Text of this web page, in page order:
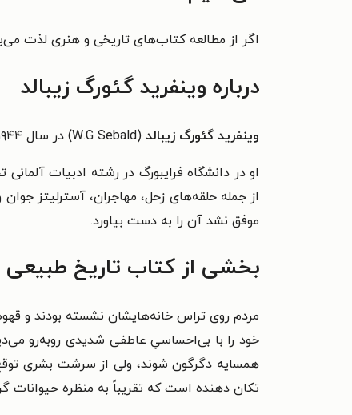
اگر از مطالعه کتاب‌های تاریخی و هنری لذت
درباره وینفرید گئورگ زیبالد
وینفرید گئورگ زیبالد (W.G Sebald) در سال ۱۹۴۴ در آلمان متولد شد و در سال ۲۰۰۱ بر اثر سکته قلبی در حین رانندگی از دنیا رفت.
او در دانشگاه فرایبورگ در رشته ادبیات
از جمله حلقه‌های زحل، مهاجران، آسترلیتز
موفق نشد آن را به دست بیاورد.
بخشی از کتاب تاریخ طبیعی
مردم روی تراس خانه‌هایشان نشسته بودند و
خود را با بی‌احساسیِ عاطفی شدیدی روبه‌رو
تکان دهنده است که تقریباً به منظره